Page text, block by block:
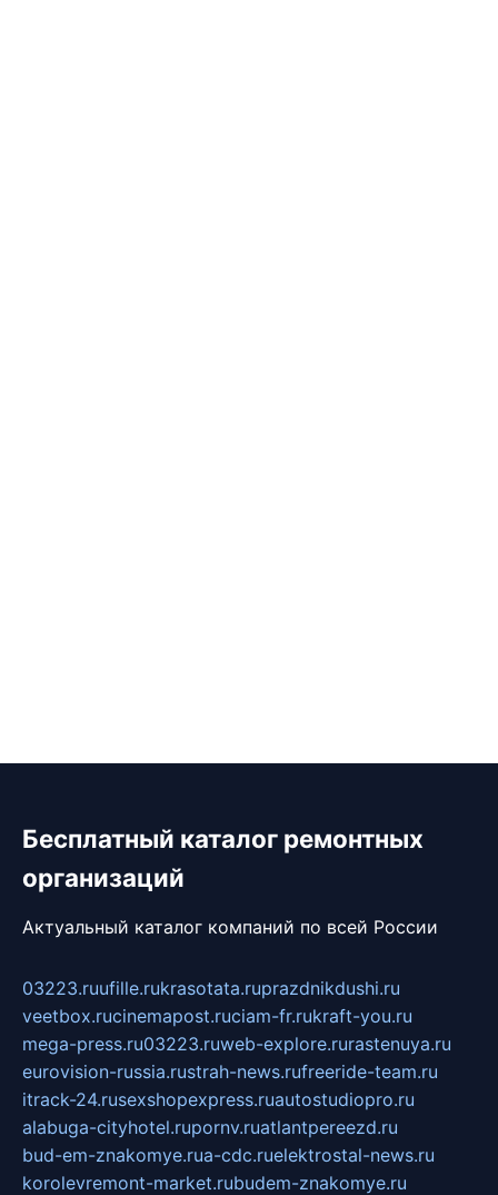
Бесплатный каталог ремонтных
организаций
Актуальный каталог компаний по всей России
03223.ruufille.rukrasotata.ruprazdnikdushi.ru
veetbox.rucinemapost.ruciam-fr.rukraft-you.ru
mega-press.ru03223.ruweb-explore.rurastenuya.ru
eurovision-russia.rustrah-news.rufreeride-team.ru
itrack-24.rusexshopexpress.ruautostudiopro.ru
alabuga-cityhotel.rupornv.ruatlantpereezd.ru
bud-em-znakomye.rua-cdc.ruelektrostal-news.ru
korolevremont-market.rubudem-znakomye.ru